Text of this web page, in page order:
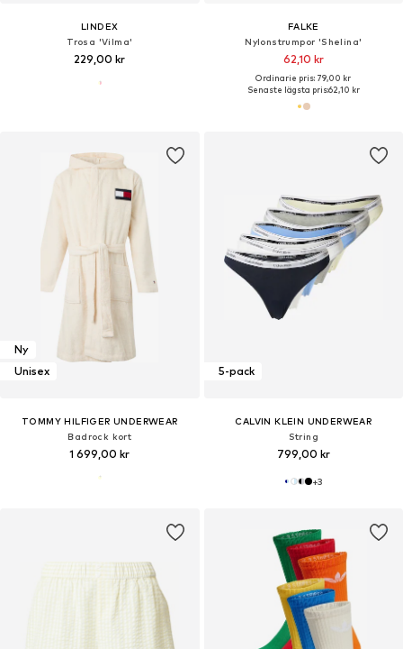
LINDEX
Trosa 'Vilma'
229,00 kr
FALKE
Nylonstrumpor 'Shelina'
62,10 kr
Ordinarie pris: 79,00 kr
Senaste lägsta pris:62,10 kr
Ny
Unisex
TOMMY HILFIGER UNDERWEAR
Badrock kort
1 699,00 kr
5-pack
CALVIN KLEIN UNDERWEAR
String
799,00 kr
+3